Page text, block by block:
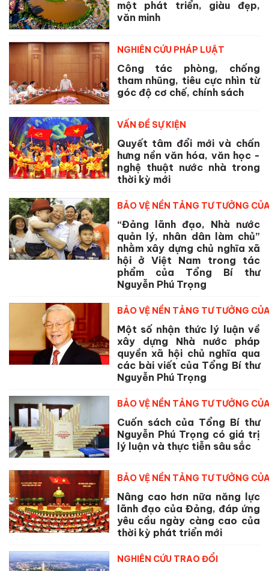
một phát triển, giàu đẹp,
văn minh
NGHIÊN CỨU PHÁP LUẬT
Công tác phòng, chống
tham nhũng, tiêu cực nhìn từ
góc độ cơ chế, chính sách
VẤN ĐỀ SỰ KIỆN
Quyết tâm đổi mới và chấn
hưng nền văn hóa, văn học -
nghệ thuật nước nhà trong
thời kỳ mới
BẢO VỆ NỀN TẢNG TƯ TƯỞNG
“Đảng lãnh đạo, Nhà nước
quản lý, nhân dân làm chủ”
nhằm xây dựng chủ nghĩa xã
hội ở Việt Nam trong tác
phẩm của Tổng Bí thư
Nguyễn Phú Trọng
BẢO VỆ NỀN TẢNG TƯ TƯỞNG
Một số nhận thức lý luận về
xây dựng Nhà nước pháp
quyền xã hội chủ nghĩa qua
các bài viết của Tổng Bí thư
Nguyễn Phú Trọng
BẢO VỆ NỀN TẢNG TƯ TƯỞNG
Cuốn sách của Tổng Bí thư
Nguyễn Phú Trọng có giá trị
lý luận và thực tiễn sâu sắc
BẢO VỆ NỀN TẢNG TƯ TƯỞNG
Nâng cao hơn nữa năng lực
lãnh đạo của Đảng, đáp ứng
yêu cầu ngày càng cao của
thời kỳ phát triển mới
NGHIÊN CỨU TRAO ĐỔI